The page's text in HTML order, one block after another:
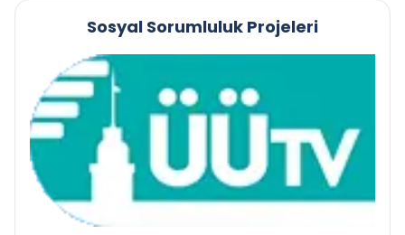
Sosyal Sorumluluk Projeleri